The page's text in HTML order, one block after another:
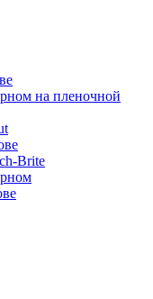
на пленочной
Brite